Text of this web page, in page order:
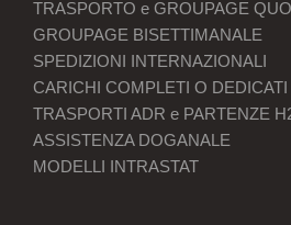
TRASPORTO e GROUPAGE
GROUPAGE BISETTIMANALE
SPEDIZIONI INTERNAZIONALI
CARICHI COMPLETI O DEDICATI
TRASPORTI ADR e PARTENZE
ASSISTENZA DOGANALE
MODELLI INTRASTAT